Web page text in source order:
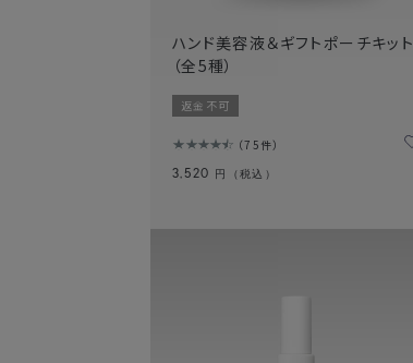
ハンド美容液＆ギフトポーチキット
（全5種）
返金不可
75件
3,520 円（税込）